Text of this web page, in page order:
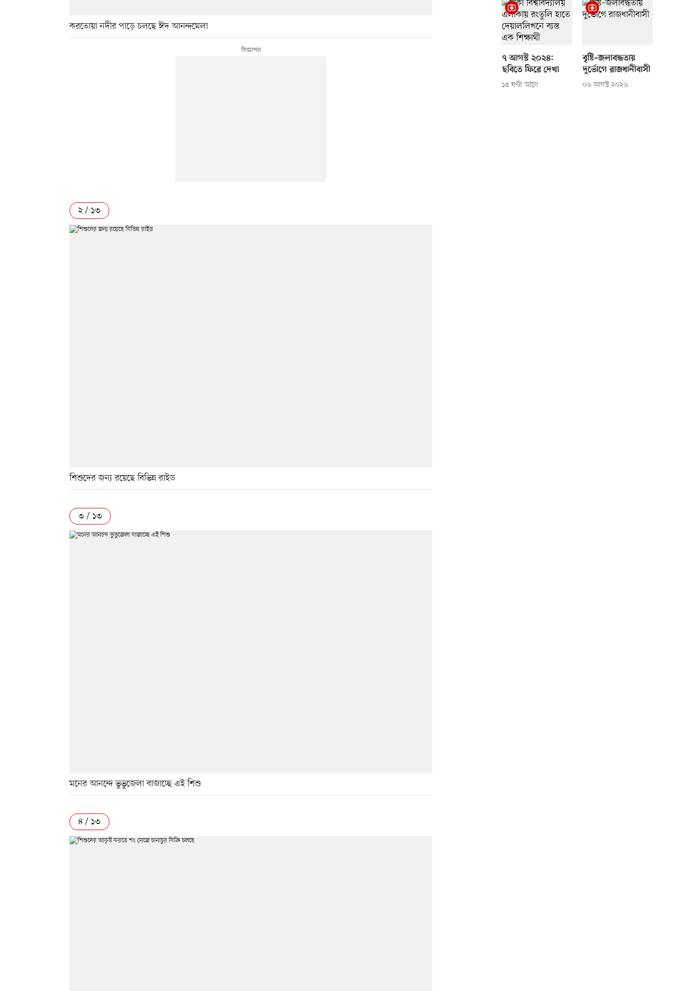
করতোয়া নদীর পাড়ে চলছে ঈদ আনন্দমেলা
২ / ১৩
শিশুদের জন্য রয়েছে বিভিন্ন রাইড
৩ / ১৩
মনের আনন্দে ভুভুজেলা বাজাচ্ছে এই শিশু
৪ / ১৩
৭ আগস্ট ২০২৪:
ছবিতে ফিরে দেখা
১৫ ঘণ্টা আগে
বৃষ্টি–জলাবদ্ধতায়
দুর্ভোগে রাজধানীবাসী
০৬ আগস্ট ২০২৬